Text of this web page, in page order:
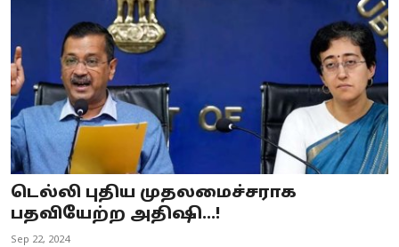
டெல்லி புதிய முதலமைச்சராக
பதவியேற்ற அதிஷி…!
Sep 22, 2024